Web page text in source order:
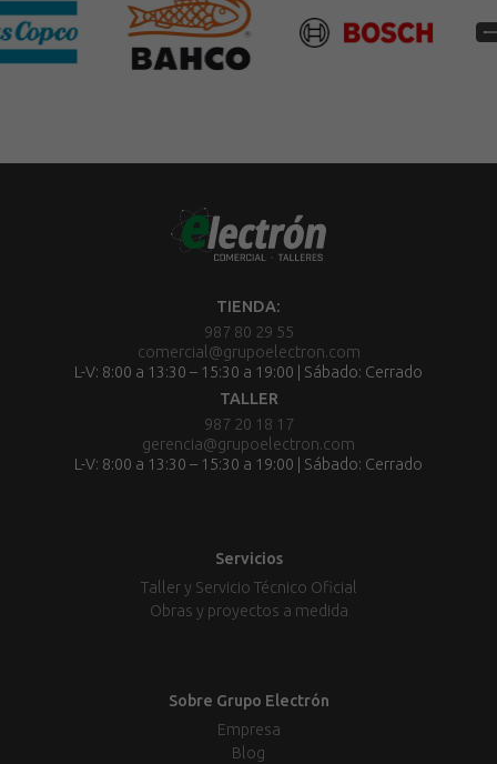
TIENDA:
987 80 29 55
comercial@grupoelectron.com
L-V: 8:00 a 13:30 – 15:30 a 19:00 | Sábado: Cerrado
TALLER
987 20 18 17
gerencia@grupoelectron.com
L-V: 8:00 a 13:30 – 15:30 a 19:00 | Sábado: Cerrado
Servicios
Taller y Servicio Técnico Oficial
Obras y proyectos a medida
Sobre Grupo Electrón
Empresa
Blog